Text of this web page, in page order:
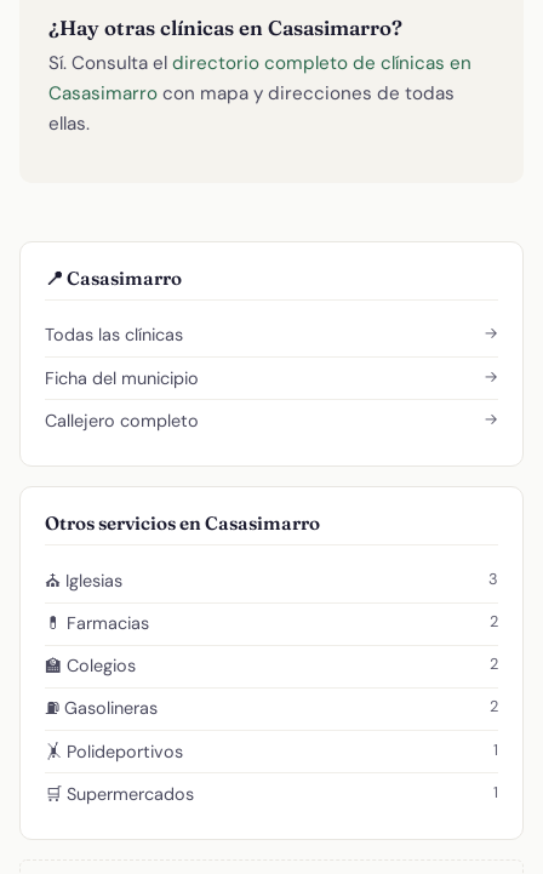
¿Hay otras clínicas en Casasimarro?
Sí. Consulta el directorio completo de clínicas en
Casasimarro con mapa y direcciones de todas
ellas.
📍 Casasimarro
Todas las clínicas →
Ficha del municipio →
Callejero completo →
Otros servicios en Casasimarro
⛪ Iglesias 3
💊 Farmacias 2
🏫 Colegios 2
⛽ Gasolineras 2
🤸 Polideportivos 1
🛒 Supermercados 1